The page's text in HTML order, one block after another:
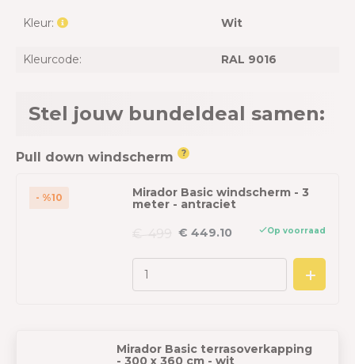
Kleur: Wit
Kleurcode: RAL 9016
Stel jouw bundeldeal samen:
Pull down windscherm ?
- %10
Mirador Basic windscherm - 3
meter - antraciet
€ 449.10
Op voorraad
Mirador Basic terrasoverkapping
- 300 x 360 cm - wit